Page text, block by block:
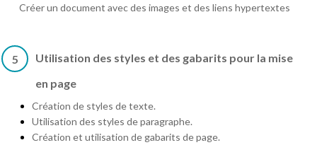
Créer un document avec des images et des liens hypertextes
5
Utilisation des styles et des gabarits pour la mise
en page
Création de styles de texte.
Utilisation des styles de paragraphe.
Création et utilisation de gabarits de page.